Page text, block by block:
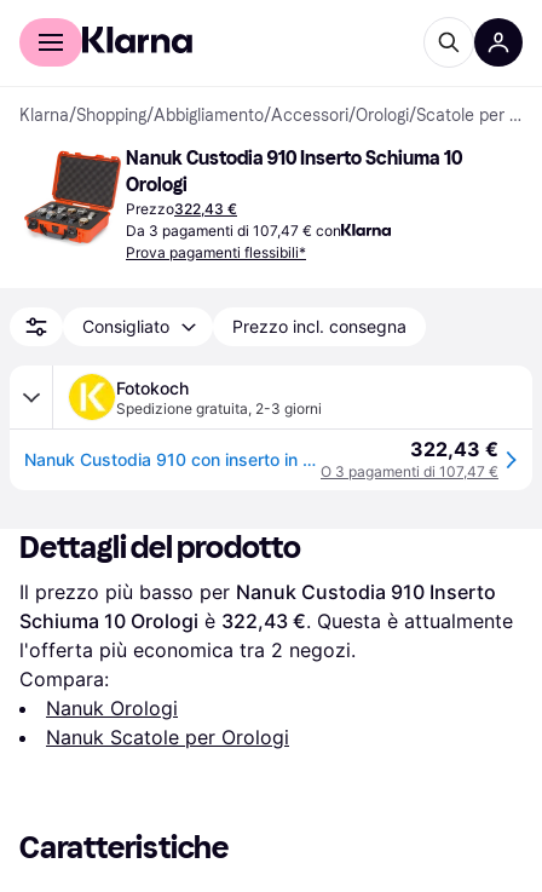
Per il tuo shopping
Klarna/Shopping/Abbigliamento/Accessori/Orologi/ Scatole per Orologi
Nanuk Custodia 910 Inserto Schiuma 10
Orologi
Prezzo322,43 €
Da 3 pagamenti di 107,47 € con
Prova pagamenti flessibili*
Consigliato Prezzo incl. consegna
Fotokoch
Spedizione gratuita, 2-3 giorni
Nanuk Custodia 910 con inserto in schiuma per 10 orologi arancione 322,43 €
O 3 pagamenti di 107,47 €
Dettagli del prodotto
Il prezzo più basso per Nanuk Custodia 910 Inserto
Schiuma 10 Orologi è 322,43 €. Questa è attualmente
l'offerta più economica tra 2 negozi.
Compara:
Nanuk Orologi
Nanuk Scatole per Orologi
Caratteristiche